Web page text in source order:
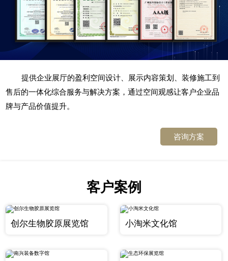
提供企业展厅的盈利空间设计、展示内容策划、装修施工到
售后的一体化综合服务与解决方案，通过空间观感让客户企业品
牌与产品价值提升。
咨询方案
客户案例
创尔生物胶原展览馆 小淘米文化馆